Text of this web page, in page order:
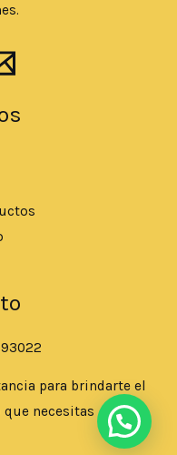
para brindarte el
que necesitas